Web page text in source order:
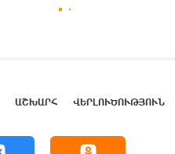
ԱՇԽԱՐՀ ՎԵՐԼՈՒԾՈՒԹՅՈՒՆ